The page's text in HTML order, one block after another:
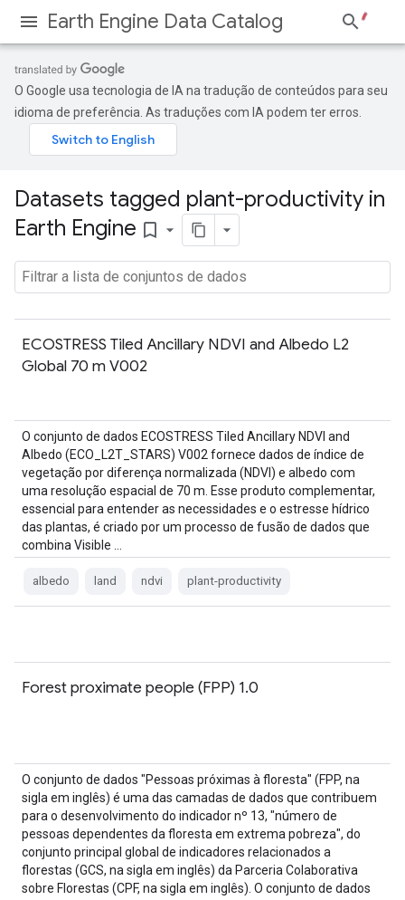
Earth Engine Data Catalog
O Google usa tecnologia de IA na tradução de conteúdos para seu
idioma de preferência. As traduções com IA podem ter erros.
Datasets tagged plant-productivity in
Earth Engine bookmark_border
ECOSTRESS Tiled Ancillary NDVI and Albedo L2
Global 70 m V002
O conjunto de dados ECOSTRESS Tiled Ancillary NDVI and
Albedo (ECO_L2T_STARS) V002 fornece dados de índice de
vegetação por diferença normalizada (NDVI) e albedo com
uma resolução espacial de 70 m. Esse produto complementar,
essencial para entender as necessidades e o estresse hídrico
das plantas, é criado por um processo de fusão de dados que
combina Visible …
albedo land ndvi plant-productivity
Forest proximate people (FPP) 1.0
O conjunto de dados "Pessoas próximas à floresta" (FPP, na
sigla em inglês) é uma das camadas de dados que contribuem
para o desenvolvimento do indicador nº 13, "número de
pessoas dependentes da floresta em extrema pobreza", do
conjunto principal global de indicadores relacionados a
florestas (GCS, na sigla em inglês) da Parceria Colaborativa
sobre Florestas (CPF, na sigla em inglês). O conjunto de dados